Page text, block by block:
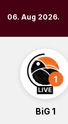
to
content
06. Aug 2026.
BiG 1